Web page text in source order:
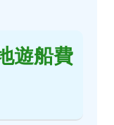
遊船費